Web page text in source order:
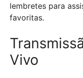
lembretes para
favoritas.
Vivo